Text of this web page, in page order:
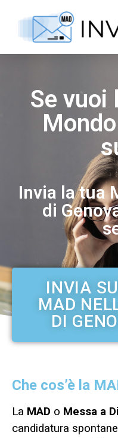
Se vuoi
Invia la tua
di
INVIA
MAD
DI
Che cos’è la
La MAD o Messa a
candidatura